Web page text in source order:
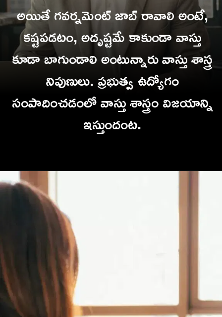
అయితే గవర్నమెంట్ జాబ్ రావాలి అంటే,
కష్టపడటం, అదృష్టమే కాకుండా వాస్తు
కూడా బాగుండాలి అంటున్నారు వాస్తు శాస్త్ర
నిపుణులు. ప్రభుత్వ ఉద్యోగం
సంపాదించడంలో వాస్తు శాస్త్రం విజయాన్ని
ఇస్తుందంట.